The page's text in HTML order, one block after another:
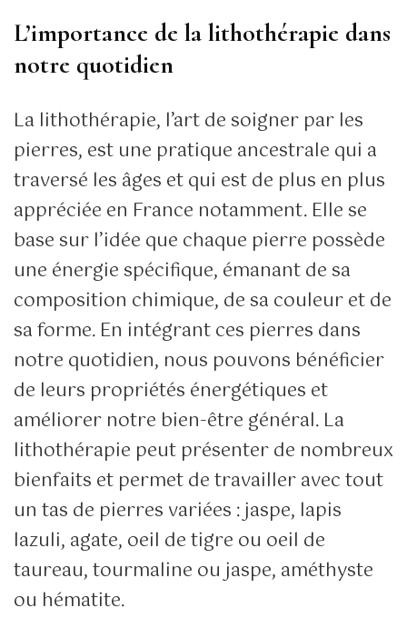
L’importance de la lithothérapie dans
notre quotidien
La lithothérapie, l’art de soigner par les
pierres, est une pratique ancestrale qui a
traversé les âges et qui est de plus en plus
appréciée en France notamment. Elle se
base sur l’idée que chaque pierre possède
une énergie spécifique, émanant de sa
composition chimique, de sa couleur et de
sa forme. En intégrant ces pierres dans
notre quotidien, nous pouvons bénéficier
de leurs propriétés énergétiques et
améliorer notre bien-être général. La
lithothérapie peut présenter de nombreux
bienfaits et permet de travailler avec tout
un tas de pierres variées : jaspe, lapis
lazuli, agate, oeil de tigre ou oeil de
taureau, tourmaline ou jaspe, améthyste
ou hématite.